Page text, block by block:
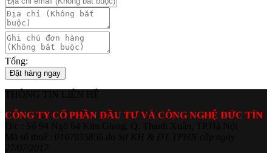
Tổng:
Đặt hàng ngay
CÔNG TY CỔ PHẦN ĐẦU TƯ VÀ CÔNG NGHỆ ĐỨC TÍN